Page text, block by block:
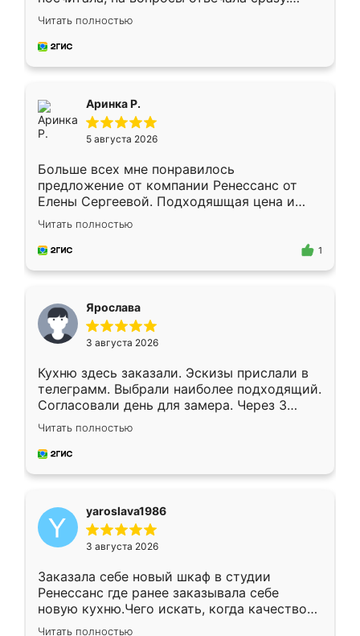
Замерщик приехал в субботу, подошёл к
делу со всей ответственностью. Собрали
за день, ребята работали аккуратно, даже
Читать полностью
Аринка Р.
5 августа 2026
Больше всех мне понравилось
предложение от компании Ренессанс от
Елены Сергеевой. Подходяшщая цена и
короткие сроки изготовления. Приехавший
для замера сотрудник Владислав
предложил по моему эскизу самый
Читать полностью
1
Ярослава
3 августа 2026
Кухню здесь заказали. Эскизы прислали в
телеграмм. Выбрали наиболее подходящий.
Согласовали день для замера. Через 3
недели кухня была уже готова. Остались
довольны работой. Спасибо Ренессанс
мебель за качественную работу!
Читать полностью
yaroslava1986
3 августа 2026
Заказала себе новый шкаф в студии
Ренессанс где ранее заказывала себе
новую кухню.Чего искать, когда качеством
вполне довольна. Служит кухня уже почти
Читать полностью